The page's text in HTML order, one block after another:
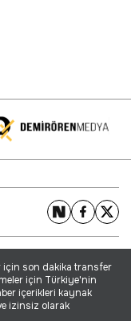
için son dakika transfer
için Türkiye'nin
içerikleri kaynak
izinsiz olarak